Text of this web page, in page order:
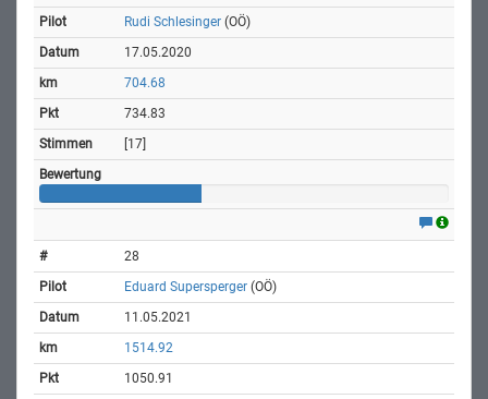
Rudi Schlesinger (OÖ)
17.05.2020
704.68
734.83
[17]
28
Eduard Supersperger (OÖ)
11.05.2021
1514.92
1050.91